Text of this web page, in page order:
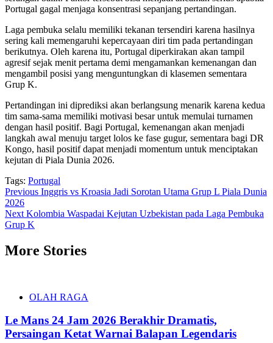
Portugal gagal menjaga konsentrasi sepanjang pertandingan.
Laga pembuka selalu memiliki tekanan tersendiri karena hasilnya
sering kali memengaruhi kepercayaan diri tim pada pertandingan
berikutnya. Oleh karena itu, Portugal diperkirakan akan tampil
agresif sejak menit pertama demi mengamankan kemenangan dan
mengambil posisi yang menguntungkan di klasemen sementara
Grup K.
Pertandingan ini diprediksi akan berlangsung menarik karena kedua
tim sama-sama memiliki motivasi besar untuk memulai turnamen
dengan hasil positif. Bagi Portugal, kemenangan akan menjadi
langkah awal menuju target lolos ke fase gugur, sementara bagi DR
Kongo, hasil positif dapat menjadi momentum untuk menciptakan
kejutan di Piala Dunia 2026.
Tags: Portugal
Post
navigation
Previous Inggris vs Kroasia Jadi Sorotan Utama Grup L Piala Dunia
2026
Next Kolombia Waspadai Kejutan Uzbekistan pada Laga Pembuka
Grup K
More Stories
OLAH RAGA
Le Mans 24 Jam 2026 Berakhir Dramatis,
Persaingan Ketat Warnai Balapan Legendaris